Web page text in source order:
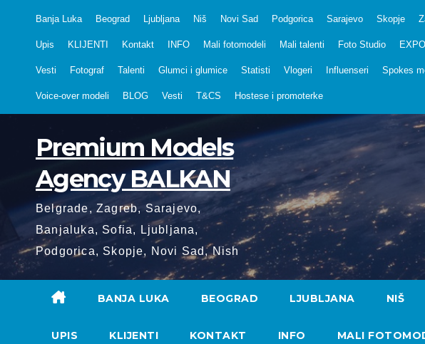
Banja Luka Beograd Ljubljana Niš Novi Sad Podgorica Sarajevo Skopje
Upis KLIJENTI Kontakt INFO Mali fotomodeli Mali talenti Foto Studio
Vesti Fotograf Talenti Glumci i glumice Statisti Vlogeri Influenseri Spokes
Voice-over modeli BLOG Vesti T&CS Hostese i promoterke
Premium Models
Agency BALKAN
Belgrade, Zagreb, Sarajevo,
Banjaluka, Sofia, Ljubljana,
Podgorica, Skopje, Novi Sad, Nish
BANJA LUKA BEOGRAD LJUBLJANA NIŠ
UPIS KLIJENTI KONTAKT INFO MALI